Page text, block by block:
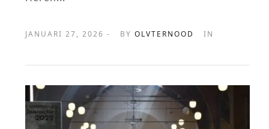
JANUARI 27, 2026 - BYOLVTERNOOD IN